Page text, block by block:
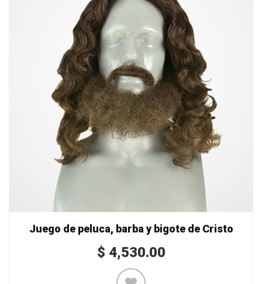
Juego de peluca, barba y bigote de Cristo
$ 4,530.00